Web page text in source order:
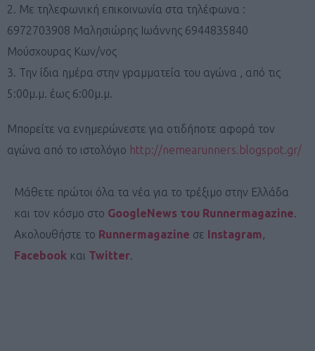
2. Με τηλεφωνική επικοινωνία στα τηλέφωνα :
6972703908 Μαλησιώρης Ιωάννης 6944835840
Μούσχουρας Κων/νος
3. Την ίδια ημέρα στην γραμματεία του αγώνα , από τις
5:00μ.μ. έως 6:00μ.μ.
Μπορείτε να ενημερώνεστε για οτιδήποτε αφορά τον
αγώνα από το ιστολόγιο http://nemearunners.blogspot.gr/
Μάθετε πρώτοι όλα τα νέα για το τρέξιμο στην Ελλάδα
και τον κόσμο στο GoogleNews του Runnermagazine.
Ακολουθήστε το Runnermagazine σε Instagram,
Facebook και Twitter.